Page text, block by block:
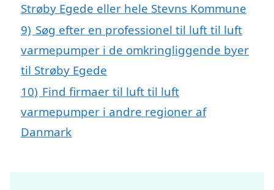
Strøby Egede eller hele Stevns Kommune
9) Søg efter en professionel til luft til luft
varmepumper i de omkringliggende byer
til Strøby Egede
10) Find firmaer til luft til luft
varmepumper i andre regioner af
Danmark